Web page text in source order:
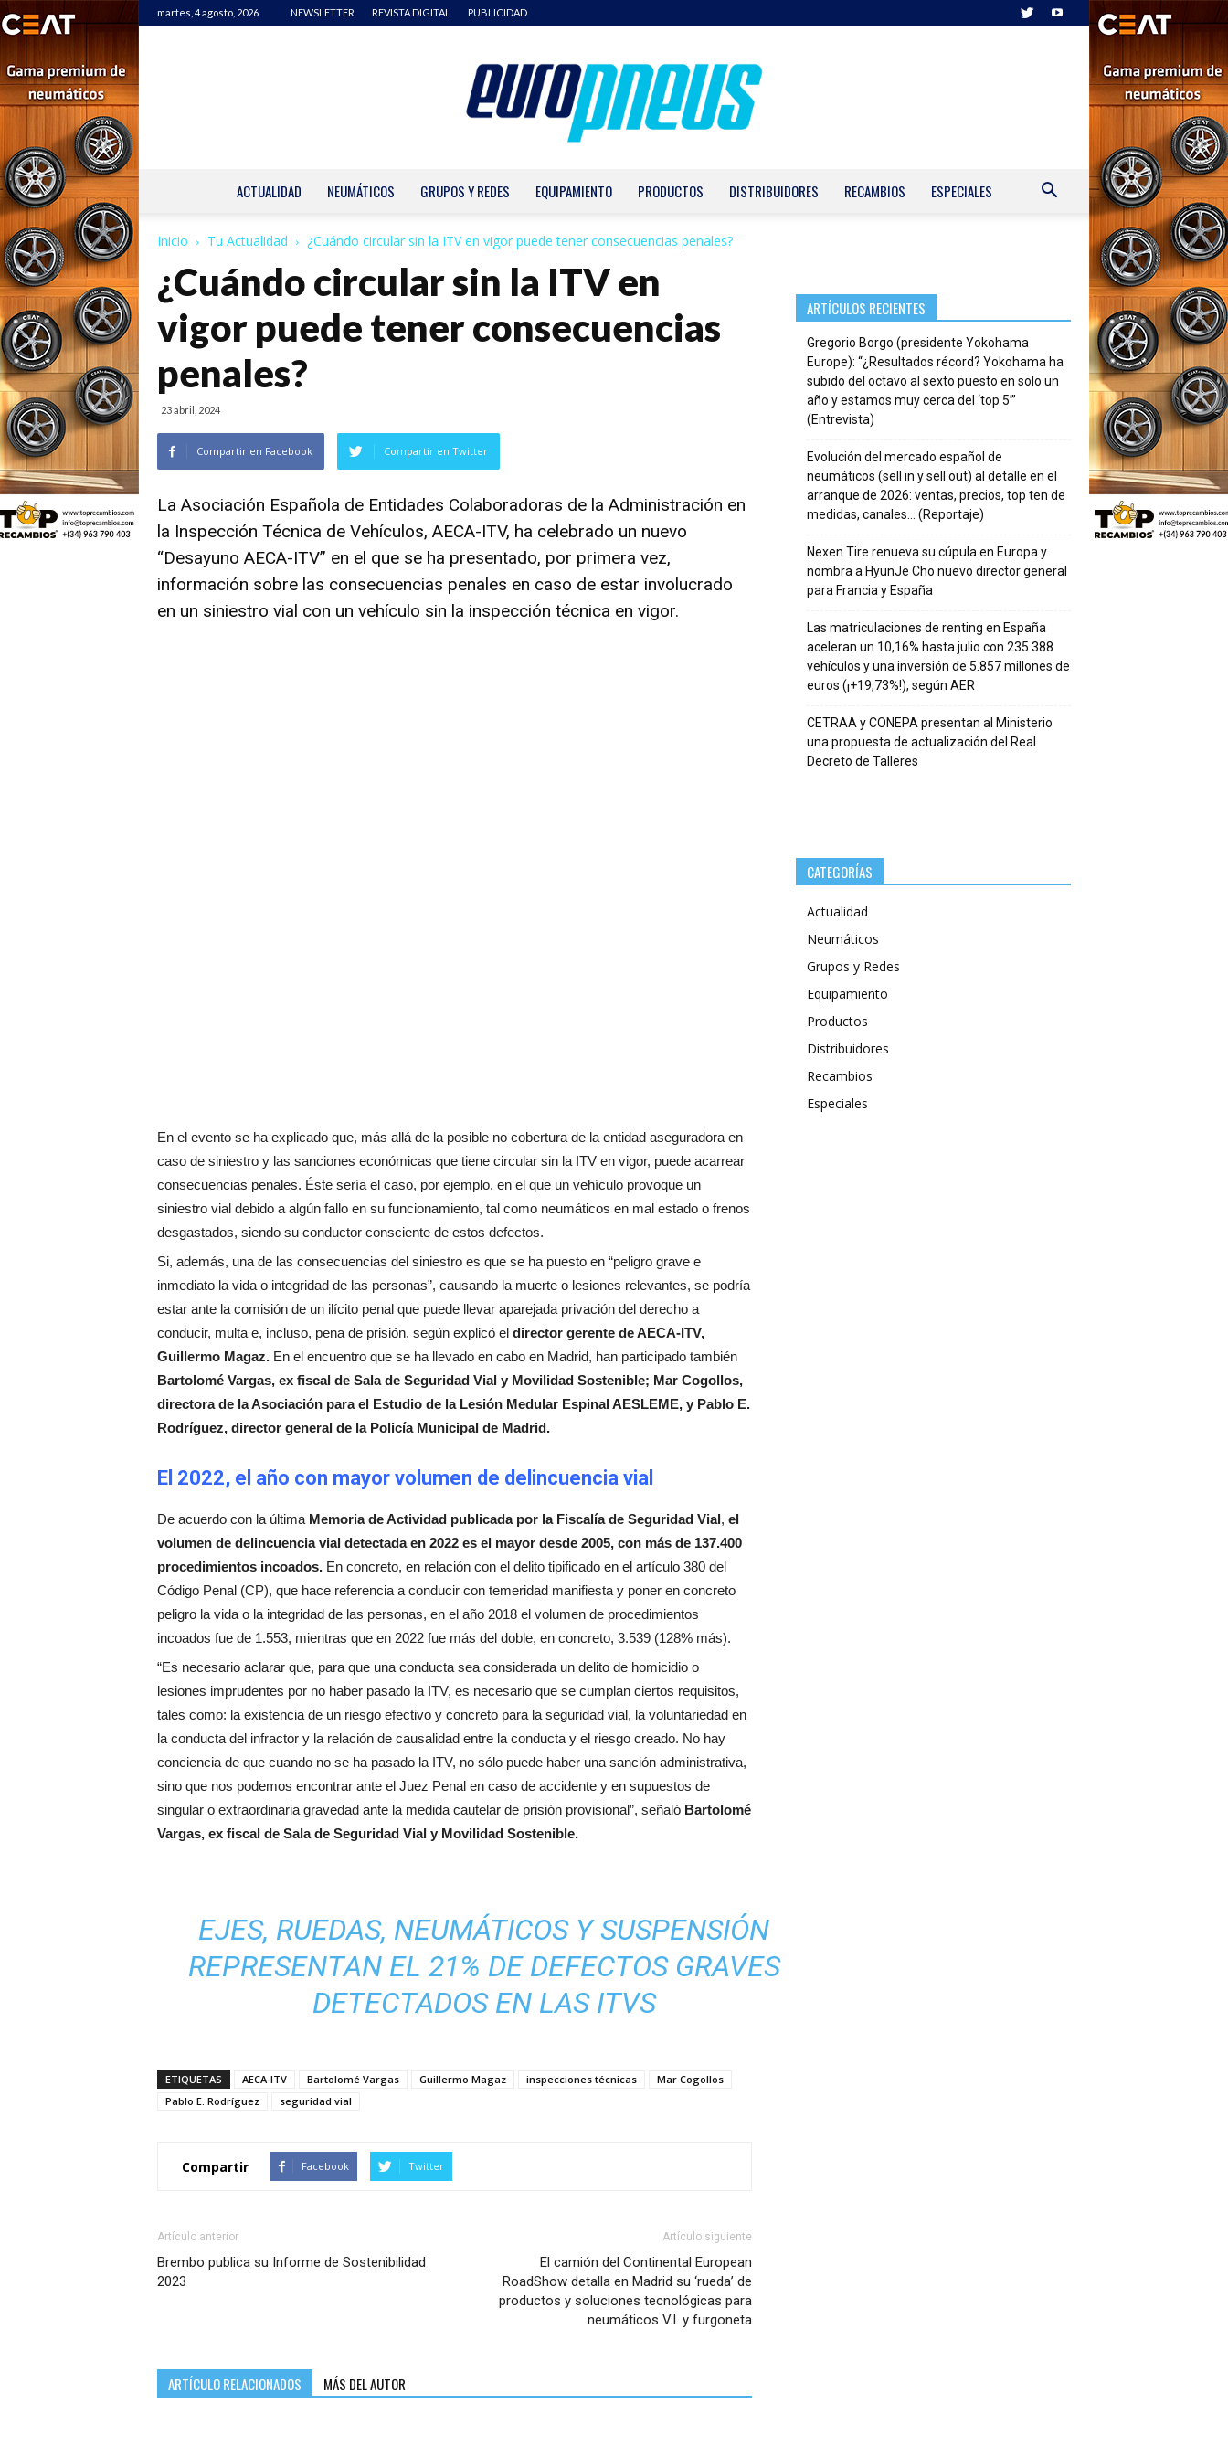
martes, 4 agosto, 2026 NEWSLETTER REVISTA DIGITAL PUBLICIDAD
ACTUALIDAD NEUMÁTICOS GRUPOS Y REDES EQUIPAMIENTO PRODUCTOS DISTRIBUIDORES RECAMBIOS ESPECIALES
Inicio Tu Actualidad ¿Cuándo circular sin la ITV en vigor puede tener consecuencias penales?
¿Cuándo circular sin la ITV en
vigor puede tener consecuencias
penales?
23 abril, 2024
Compartir en Facebook Compartir en Twitter
La Asociación Española de Entidades Colaboradoras de la Administración en
la Inspección Técnica de Vehículos, AECA-ITV, ha celebrado un nuevo
“Desayuno AECA-ITV” en el que se ha presentado, por primera vez,
información sobre las consecuencias penales en caso de estar involucrado
en un siniestro vial con un vehículo sin la inspección técnica en vigor.
En el evento se ha explicado que, más allá de la posible no cobertura de la entidad aseguradora en
caso de siniestro y las sanciones económicas que tiene circular sin la ITV en vigor, puede acarrear
consecuencias penales. Éste sería el caso, por ejemplo, en el que un vehículo provoque un
siniestro vial debido a algún fallo en su funcionamiento, tal como neumáticos en mal estado o frenos
desgastados, siendo su conductor consciente de estos defectos.
Si, además, una de las consecuencias del siniestro es que se ha puesto en “peligro grave e
inmediato la vida o integridad de las personas”, causando la muerte o lesiones relevantes, se podría
estar ante la comisión de un ilícito penal que puede llevar aparejada privación del derecho a
conducir, multa e, incluso, pena de prisión, según explicó el director gerente de AECA-ITV,
Guillermo Magaz. En el encuentro que se ha llevado en cabo en Madrid, han participado también
Bartolomé Vargas, ex fiscal de Sala de Seguridad Vial y Movilidad Sostenible; Mar Cogollos,
directora de la Asociación para el Estudio de la Lesión Medular Espinal AESLEME, y Pablo E.
Rodríguez, director general de la Policía Municipal de Madrid.
El 2022, el año con mayor volumen de delincuencia vial
De acuerdo con la última Memoria de Actividad publicada por la Fiscalía de Seguridad Vial, el
volumen de delincuencia vial detectada en 2022 es el mayor desde 2005, con más de 137.400
procedimientos incoados. En concreto, en relación con el delito tipificado en el artículo 380 del
Código Penal (CP), que hace referencia a conducir con temeridad manifiesta y poner en concreto
peligro la vida o la integridad de las personas, en el año 2018 el volumen de procedimientos
incoados fue de 1.553, mientras que en 2022 fue más del doble, en concreto, 3.539 (128% más).
“Es necesario aclarar que, para que una conducta sea considerada un delito de homicidio o
lesiones imprudentes por no haber pasado la ITV, es necesario que se cumplan ciertos requisitos,
tales como: la existencia de un riesgo efectivo y concreto para la seguridad vial, la voluntariedad en
la conducta del infractor y la relación de causalidad entre la conducta y el riesgo creado. No hay
conciencia de que cuando no se ha pasado la ITV, no sólo puede haber una sanción administrativa,
sino que nos podemos encontrar ante el Juez Penal en caso de accidente y en supuestos de
singular o extraordinaria gravedad ante la medida cautelar de prisión provisional”, señaló Bartolomé
Vargas, ex fiscal de Sala de Seguridad Vial y Movilidad Sostenible.
EJES, RUEDAS, NEUMÁTICOS Y SUSPENSIÓN
REPRESENTAN EL 21% DE DEFECTOS GRAVES
DETECTADOS EN LAS ITVS
ETIQUETAS AECA-ITV Bartolomé Vargas Guillermo Magaz inspecciones técnicas
Mar Cogollos
Pablo E. Rodríguez
seguridad vial
Compartir Facebook Twitter
Artículo anterior
Brembo publica su Informe de Sostenibilidad
2023
Artículo siguiente
El camión del Continental European
RoadShow detalla en Madrid su ‘rueda’ de
productos y soluciones tecnológicas para
neumáticos V.I. y furgoneta
ARTÍCULO RELACIONADOS MÁS DEL AUTOR
ARTÍCULOS RECIENTES
Gregorio Borgo (presidente Yokohama
Europe): “¿Resultados récord? Yokohama ha
subido del octavo al sexto puesto en solo un
año y estamos muy cerca del ‘top 5’”
(Entrevista)
Evolución del mercado español de
neumáticos (sell in y sell out) al detalle en el
arranque de 2026: ventas, precios, top ten de
medidas, canales… (Reportaje)
Nexen Tire renueva su cúpula en Europa y
nombra a HyunJe Cho nuevo director general
para Francia y España
Las matriculaciones de renting en España
aceleran un 10,16% hasta julio con 235.388
vehículos y una inversión de 5.857 millones de
euros (¡+19,73%!), según AER
CETRAA y CONEPA presentan al Ministerio
una propuesta de actualización del Real
Decreto de Talleres
CATEGORÍAS
Actualidad
Neumáticos
Grupos y Redes
Equipamiento
Productos
Distribuidores
Recambios
Especiales